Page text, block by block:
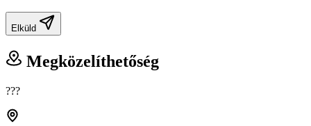
Elküld
Megközelíthetőség
???